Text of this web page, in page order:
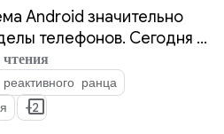
важных
года для
Android значительно
телефонов. Сегодня у
охватить
устройств,
планшеты,
и совместимые
ранца
+2